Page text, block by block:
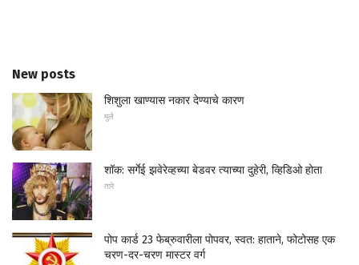
New posts
शिशुला खाण्यास नकार देण्याचे कारण
मुले
शॉक: सर्गेई झवेरेव्हच्या बेडवर त्याच्या दुहेरी, व्हिडिओ होता
तारे
पोप कार्ड 23 फेब्रुवारीला पोपवर, स्वत: हाताने, फोटोसह एक
चरण-दर-चरण मास्टर वर्ग